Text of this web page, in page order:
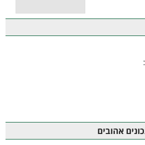
אהובים